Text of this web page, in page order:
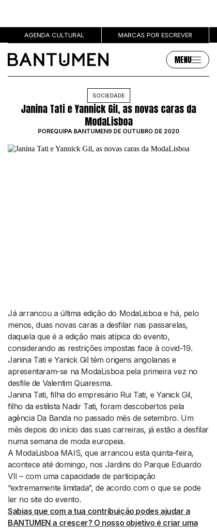
AGENDA CULTURAL MARCAS POR ESCREVER
MENU
MÚSICA
GRL PWR
Sobre
SOBRE NÓS
PUBLICIDADE
MARCAS
Contactos
EMAIL
GERAL@BANTUMEN.COM
WHATSAPP
+351 912 127 577
Pesquisar
SOCIEDADE
Janina Tati e Yannick Gil, as novas caras da
ModaLisboa
POREQUIPA BANTUMEN9 DE OUTUBRO DE 2020
Já arrancou a última edição do ModaLisboa e há, pelo
menos, duas novas caras a desfilar nas passarelas,
daquela que é a edição mais atípica do evento,
considerando as restrições impostas face à covid-19.
Janina Tati e Yanick Gil têm origens angolanas e
apresentaram-se na ModaLisboa pela primeira vez no
desfile de Valentim Quaresma.
Janina Tati, filha do empresário Rui Tati, e Yanick Gil,
filho da estilista Nadir Tati, foram descobertos pela
agência Da Banda no passado mês de setembro. Um
mês depois do início das suas carreiras, já estão a desfilar
numa semana de moda europeia.
A ModaLisboa MAIS, que arrancou esta quinta-feira,
acontece até domingo, nos Jardins do Parque Eduardo
VII – com uma capacidade de participação
“extremamente limitada”, de acordo com o que se pode
ler no site do evento.
Sabias que com a tua contribuição podes ajudar a
BANTUMEN a crescer? O nosso objetivo é criar uma